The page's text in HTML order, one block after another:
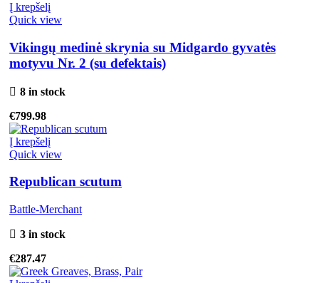
Į krepšelį
Quick view
Vikingų medinė skrynia su Midgardo gyvatės
motyvu Nr. 2 (su defektais)
8 in stock
€799.98
Į krepšelį
Quick view
Republican scutum
Battle-Merchant
3 in stock
€287.47